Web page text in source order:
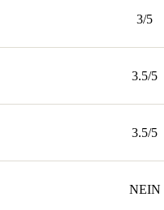
3/5
3.5/5
3.5/5
NEIN